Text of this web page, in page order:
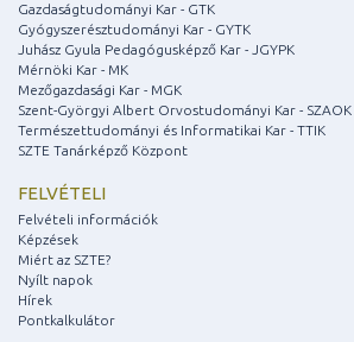
Gazdaságtudományi Kar - GTK
Gyógyszerésztudományi Kar - GYTK
Juhász Gyula Pedagógusképző Kar - JGYPK
Mérnöki Kar - MK
Mezőgazdasági Kar - MGK
Szent-Györgyi Albert Orvostudományi Kar - SZAOK
Természettudományi és Informatikai Kar - TTIK
SZTE Tanárképző Központ
FELVÉTELI
Felvételi információk
Képzések
Miért az SZTE?
Nyílt napok
Hírek
Pontkalkulátor